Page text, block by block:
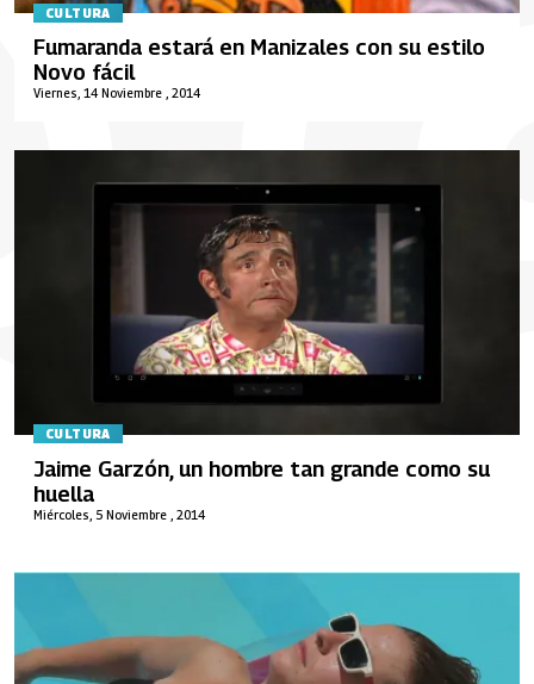
CULTURA
Viernes, 14 Noviembre , 2014
Fumaranda estará en Manizales con su estilo
Novo fácil
CULTURA
Miércoles, 5 Noviembre , 2014
Jaime Garzón, un hombre tan grande como su
huella